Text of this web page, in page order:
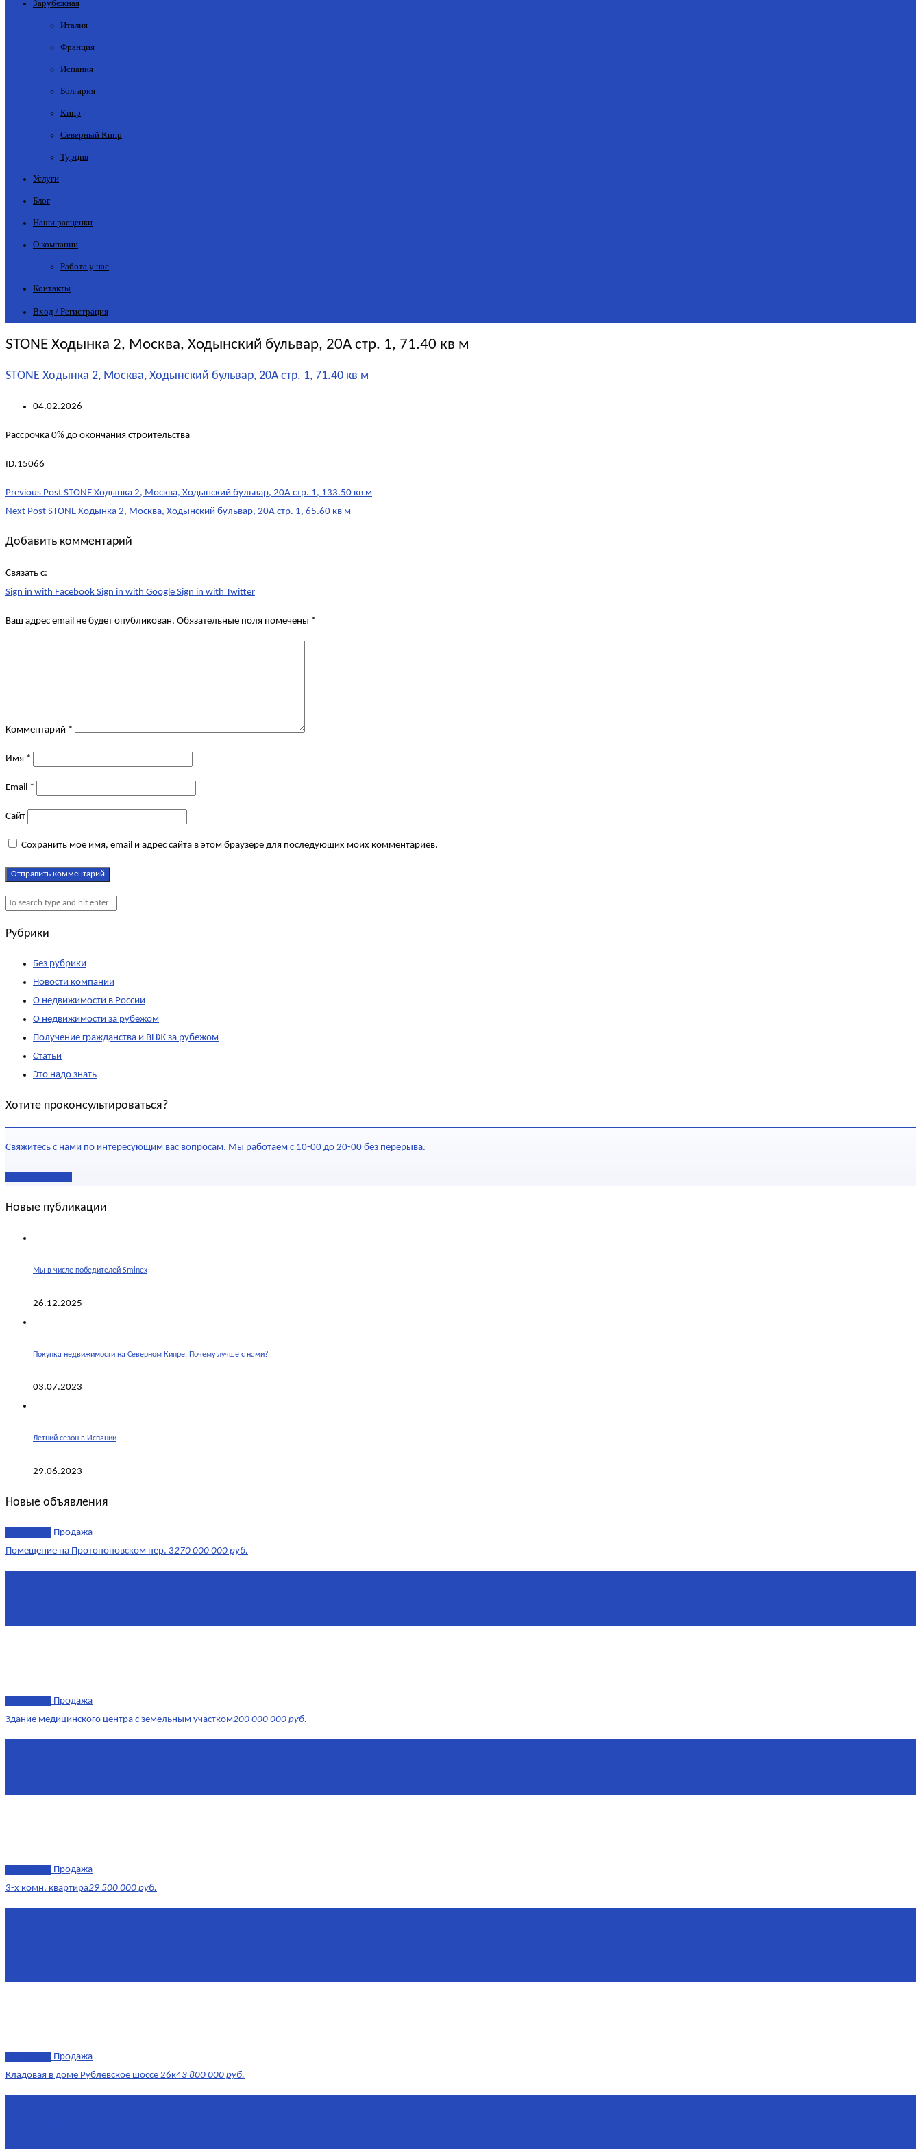
Зарубежная
Италия
Франция
Испания
Болгария
Кипр
Северный Кипр
Турция
Услуги
Блог
Наши расценки
О компании
Работа у нас
Контакты
Вход / Регистрация
STONE Ходынка 2, Москва, Ходынский бульвар, 20А стр. 1, 71.40 кв м
STONE Ходынка 2, Москва, Ходынский бульвар, 20А стр. 1, 71.40 кв м
04.02.2026
Рассрочка 0% до окончания строительства
ID.15066
Post
navigation
Previous Post STONE Ходынка 2, Москва, Ходынский бульвар, 20А стр. 1, 133.50 кв м
Next Post STONE Ходынка 2, Москва, Ходынский бульвар, 20А стр. 1, 65.60 кв м
Добавить комментарий
Связать с:
Sign in with Facebook Sign in with Google Sign in with Twitter
Ваш адрес email не будет опубликован. Обязательные поля помечены *
Комментарий *
Имя *
Email *
Сайт
Сохранить моё имя, email и адрес сайта в этом браузере для последующих моих комментариев.
Рубрики
Без рубрики
Новости компании
О недвижимости в России
О недвижимости за рубежом
Получение гражданства и ВНЖ за рубежом
Статьи
Это надо знать
Хотите проконсультироваться?
Свяжитесь с нами по интересующим вас вопросам. Мы работаем с 10-00 до 20-00 без перерыва.
Новые публикации
Мы в числе победителей Sminex
26.12.2025
Покупка недвижимости на Северном Кипре. Почему лучше с нами?
03.07.2023
Летний сезон в Испании
29.06.2023
Новые объявления
Продажа
Помещение на Протопоповском пер. 3270 000 000 руб.
Продажа
Здание медицинского центра с земельным участком200 000 000 руб.
Продажа
3-х комн. квартира29 500 000 руб.
Продажа
Кладовая в доме Рублёвское шоссе 26к43 800 000 руб.